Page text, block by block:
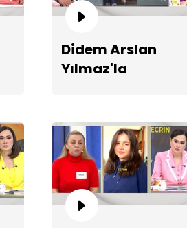
Ümmü neden şüpheli konuşuyor?
Ünzile'nin yeni itirafı!
Didem Arslan
Yılmaz'la